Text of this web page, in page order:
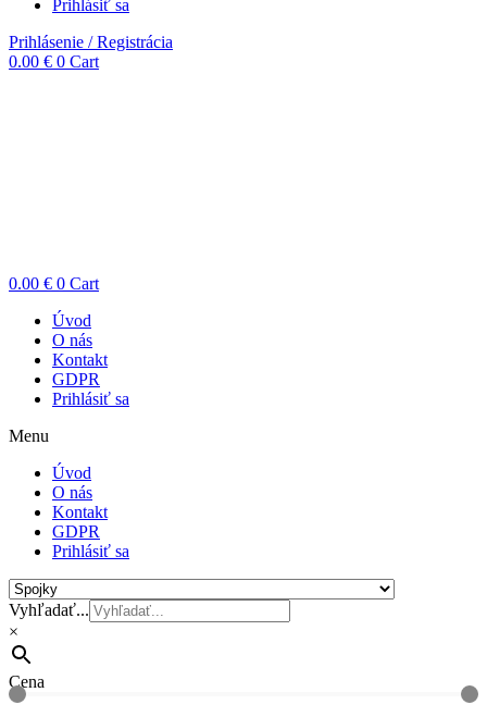
Prihlásiť sa
Prihlásenie / Registrácia
0.00 € 0 Cart
0.00 € 0 Cart
Úvod
O nás
Kontakt
GDPR
Prihlásiť sa
Menu
Úvod
O nás
Kontakt
GDPR
Prihlásiť sa
Vyhľadať...
×
Cena